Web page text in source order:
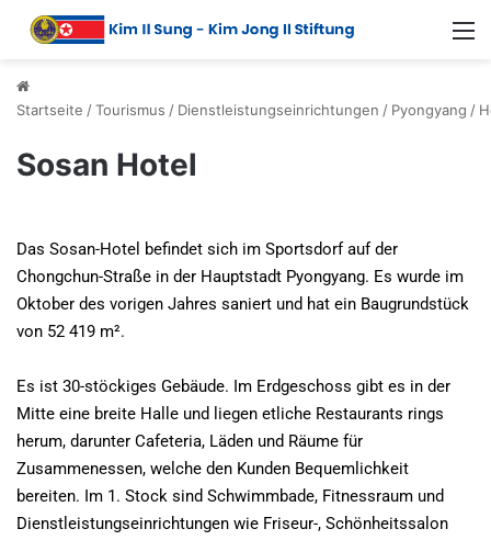
Startseite /Tourismus / Dienstleistungseinrichtungen / Pyongyang /
Sosan Hotel
Das Sosan-Hotel befindet sich im Sportsdorf auf der
Chongchun-Straße in der Hauptstadt Pyongyang. Es wurde im
Oktober des vorigen Jahres saniert und hat ein Baugrundstück
von 52 419 m².
Es ist 30-stöckiges Gebäude. Im Erdgeschoss gibt es in der
Mitte eine breite Halle und liegen etliche Restaurants rings
herum, darunter Cafeteria, Läden und Räume für
Zusammenessen, welche den Kunden Bequemlichkeit
bereiten. Im 1. Stock sind Schwimmbade, Fitnessraum und
Dienstleistungseinrichtungen wie Friseur-, Schönheitssalon